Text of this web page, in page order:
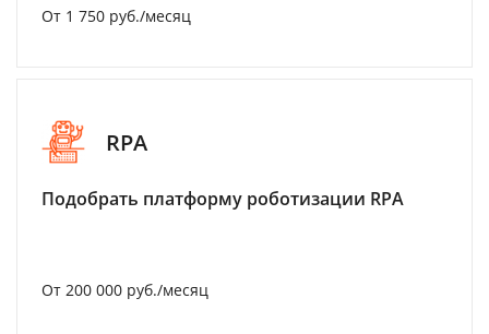
От 1 750 руб./месяц
RPA
Подобрать платформу роботизации RPA
От 200 000 руб./месяц